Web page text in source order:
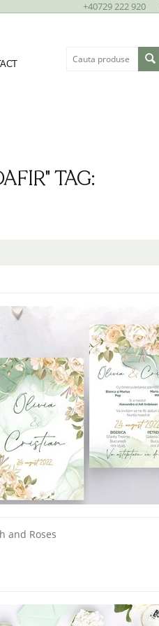
+40729 222 920
TAG:
and Roses